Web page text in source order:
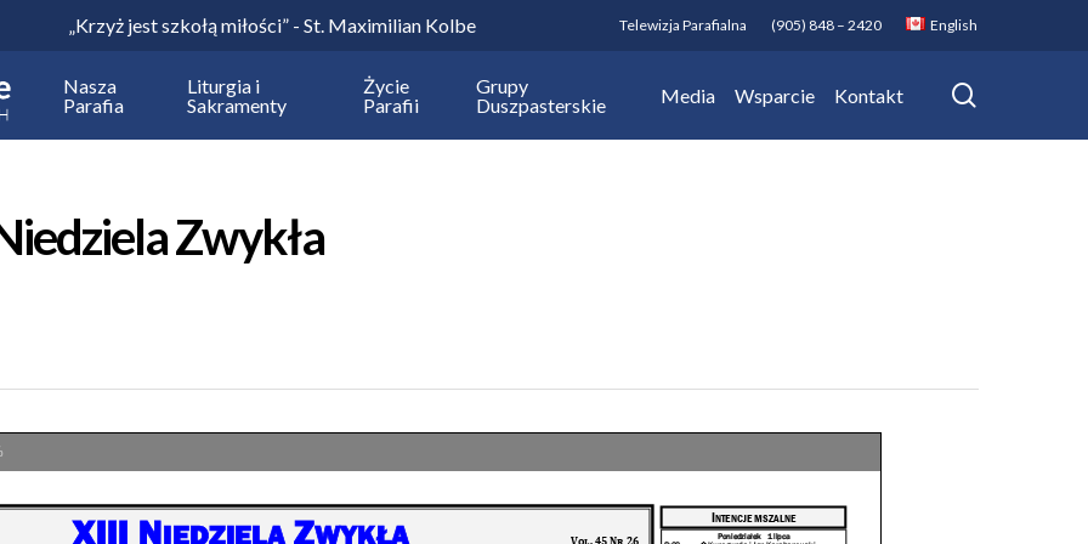
„Krzyż jest szkołą miłości” - St. Maximilian Kolbe Telewizja Parafialna (905) 848 – 2420 English
Nasza
Parafia
Liturgia i
Sakramenty
Życie
Parafii
Grupy
Duszpasterskie
Media Wsparcie Kontakt
Zwykła